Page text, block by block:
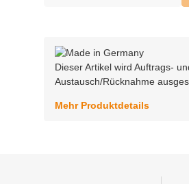
Dieser Artikel wird Auftrags-
Austausch/Rücknahme
Mehr Produktdetails